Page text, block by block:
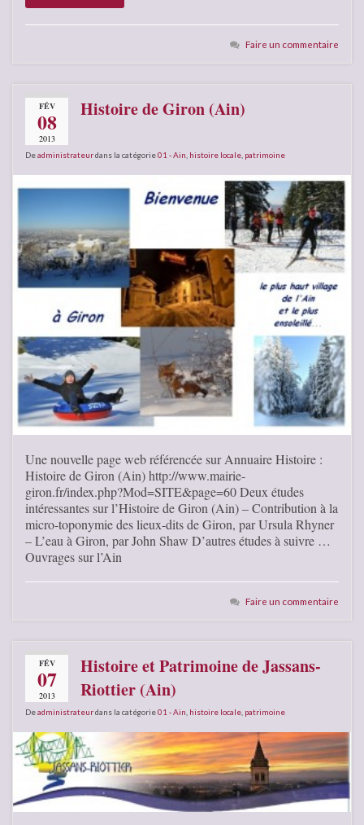
Faire un commentaire
FÉV
08
2013
Histoire de Giron (Ain)
Deadministrateurdans la catégorie01 - Ain histoire locale patrimoine
Une nouvelle page web référencée sur Annuaire Histoire :
Histoire de Giron (Ain) http://www.mairie-
giron.fr/index.php?Mod=SITE&page=60 Deux études
intéressantes sur l’Histoire de Giron (Ain) – Contribution à la
micro-toponymie des lieux-dits de Giron, par Ursula Rhyner
– L’eau à Giron, par John Shaw D’autres études à suivre …
Ouvrages sur l’Ain
Faire un commentaire
FÉV
07
2013
Histoire et Patrimoine de Jassans-
Riottier (Ain)
Deadministrateurdans la catégorie01 - Ain histoire locale patrimoine